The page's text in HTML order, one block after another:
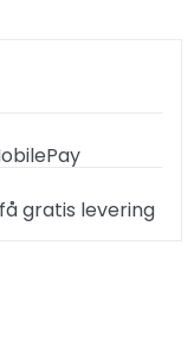
gratis levering